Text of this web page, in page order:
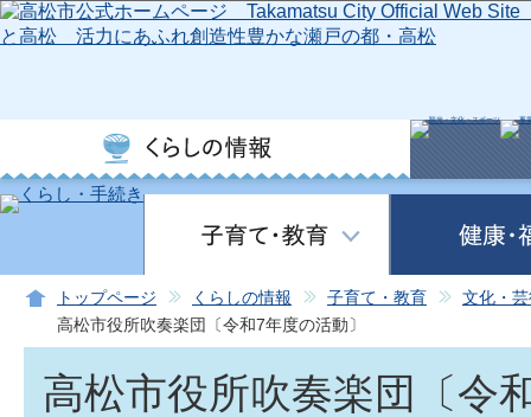
この
トップページ くらしの情報 子育て・教育
文化・
高松市役所吹奏楽団〔令和7年度の活動〕
高松市役所吹奏楽団〔令